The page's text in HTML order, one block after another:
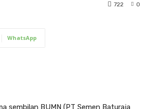
0
722
WhatsApp
sembilan BUMN (PT Semen Baturaja